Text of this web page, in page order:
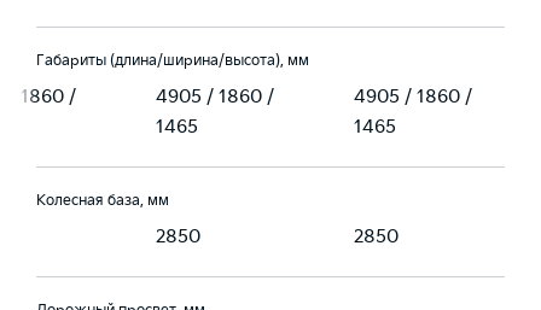
Габариты (длина/ширина/высота), мм
/ 1860 /
4905 / 1860 /
1465
4905 / 1860 /
1465
Колесная база, мм
2850 2850